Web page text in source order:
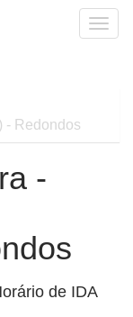
- Redondos
-
de IDA